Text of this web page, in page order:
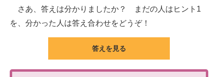
さあ、答えは分かりましたか？ まだの人はヒント1
を、分かった人は答え合わせをどうぞ！
答えを見る